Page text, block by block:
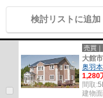
検討リストに追加
売買
大館
奥羽
1,280
間取:
建物